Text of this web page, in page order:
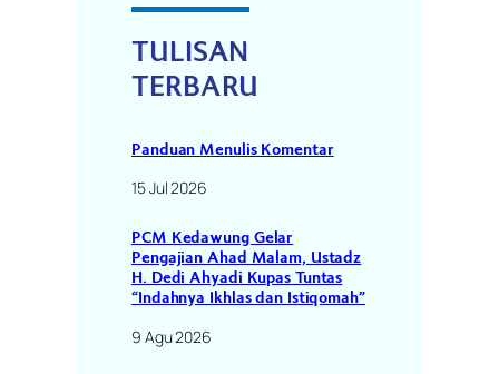
TULISAN
TERBARU
Panduan Menulis Komentar
15 Jul 2026
PCM Kedawung Gelar
Pengajian Ahad Malam, Ustadz
H. Dedi Ahyadi Kupas Tuntas
“Indahnya Ikhlas dan Istiqomah”
9 Agu 2026